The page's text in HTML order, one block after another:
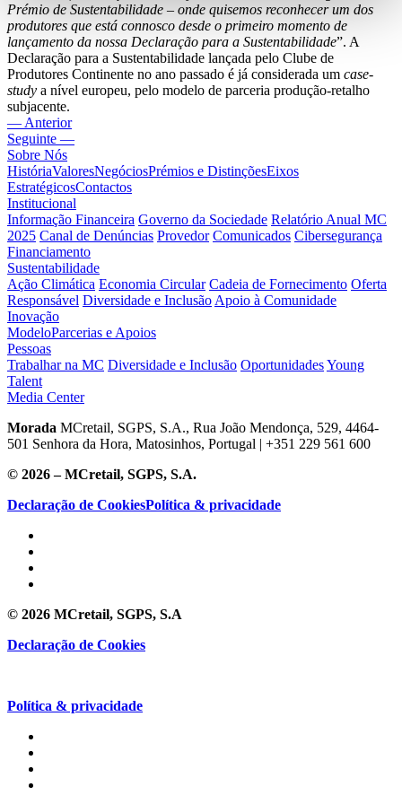
Prémio de Sustentabilidade – onde quisemos reconhecer um dos
produtores que está connosco desde o primeiro momento de
lançamento da nossa Declaração para a Sustentabilidade”. A
Declaração para a Sustentabilidade lançada pelo Clube de
Produtores Continente no ano passado é já considerada um case-
study a nível europeu, pelo modelo de parceria produção-retalho
subjacente.
— Anterior
Seguinte —
Sobre Nós
HistóriaValoresNegóciosPrémios e DistinçõesEixos
EstratégicosContactos
Institucional
Informação Financeira Governo da Sociedade Relatório Anual MC
2025 Canal de Denúncias Provedor Comunicados Cibersegurança
Financiamento
Sustentabilidade
Ação Climática Economia Circular Cadeia de Fornecimento Oferta
Responsável Diversidade e Inclusão Apoio à Comunidade
Inovação
ModeloParcerias e Apoios
Pessoas
Trabalhar na MC Diversidade e Inclusão OportunidadesYoung
Talent
Media Center
Morada MCretail, SGPS, S.A., Rua João Mendonça, 529, 4464-
501 Senhora da Hora, Matosinhos, Portugal | +351 229 561 600
© 2026 – MCretail, SGPS, S.A.
Declaração de CookiesPolítica & privacidade
© 2026 MCretail, SGPS, S.A
Declaração de Cookies
Política & privacidade